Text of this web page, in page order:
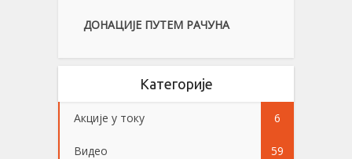
ДОНАЦИЈЕ ПУТЕМ РАЧУНА
Категорије
Акције у току 6
Видео 59